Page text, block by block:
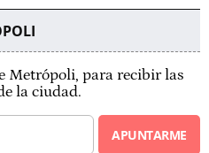
Metrópoli, para recibir las
la ciudad.
APUNTARME